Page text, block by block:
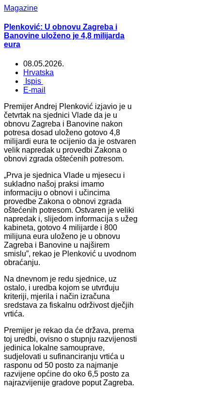
Magazine
Plenković: U obnovu Zagreba i
Banovine uloženo je 4,8 milijarda
eura
08.05.2026.
Hrvatska
Ispis
E-mail
Premijer Andrej Plenković izjavio je u
četvrtak na sjednici Vlade da je u
obnovu Zagreba i Banovine nakon
potresa dosad uloženo gotovo 4,8
milijardi eura te ocijenio da je ostvaren
velik napredak u provedbi Zakona o
obnovi zgrada oštećenih potresom.
„Prva je sjednica Vlade u mjesecu i
sukladno našoj praksi imamo
informaciju o obnovi i učincima
provedbe Zakona o obnovi zgrada
oštećenih potresom. Ostvaren je veliki
napredak i, slijedom informacija s užeg
kabineta, gotovo 4 milijarde i 800
milijuna eura uloženo je u obnovu
Zagreba i Banovine u najširem
smislu”, rekao je Plenković u uvodnom
obraćanju.
Na dnevnom je redu sjednice, uz
ostalo, i uredba kojom se utvrđuju
kriteriji, mjerila i način izračuna
sredstava za fiskalnu održivost dječjih
vrtića.
Premijer je rekao da će država, prema
toj uredbi, ovisno o stupnju razvijenosti
jedinica lokalne samouprave,
sudjelovati u sufinanciranju vrtića u
rasponu od 50 posto za najmanje
razvijene općine do oko 6,5 posto za
najrazvijenije gradove poput Zagreba.